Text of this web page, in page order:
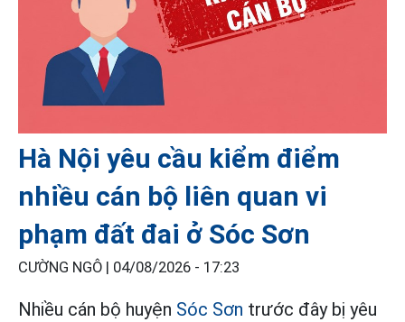
Hà Nội yêu cầu kiểm điểm
nhiều cán bộ liên quan vi
phạm đất đai ở Sóc Sơn
CƯỜNG NGÔ | 04/08/2026 - 17:23
Nhiều cán bộ huyện Sóc Sơn trước đây bị yêu